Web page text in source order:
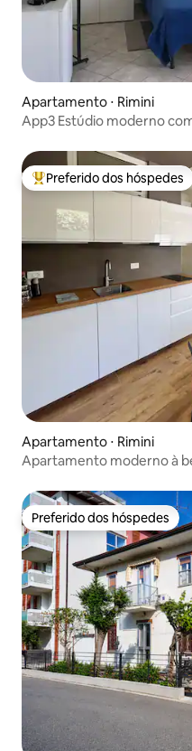
Apartamento ⋅ Rimini
App3 Estúdio moderno
Entre os melhores
Preferido dos hóspedes
Apartamento ⋅ Rimini
Apartamento moderno à
Preferido dos hóspedes
Preferido dos hóspedes